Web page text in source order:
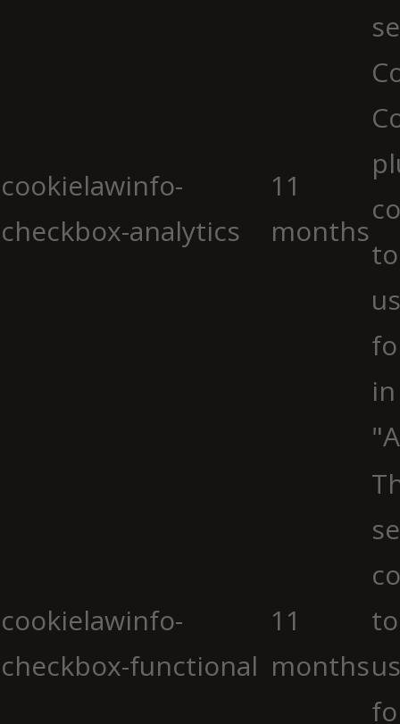
cookielawinfo-
checkbox-analytics
11
months
cookielawinfo-
checkbox-functional
11
months